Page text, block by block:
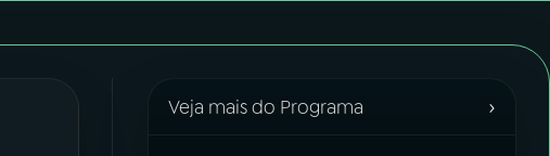
Veja mais do Programa ›